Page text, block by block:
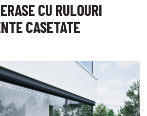
CU RULOURI
CASETATE